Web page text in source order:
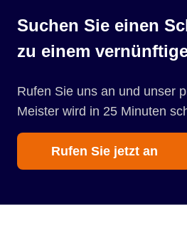
Suchen Sie einen
zu einem
Rufen Sie uns an und unser
Meister wird in 25 Minuten
Rufen Sie jetzt an